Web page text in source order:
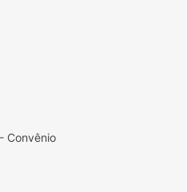
de água e consuma
Convênio